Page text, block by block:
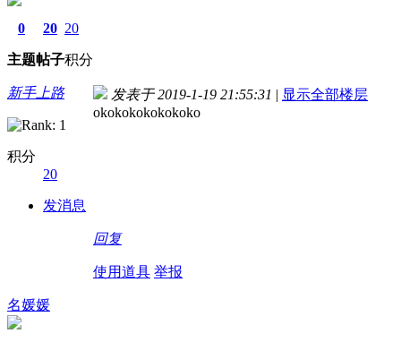
0
主题
20
帖子
20
积分
新手上路
积分
20
发消息
发表于 2019-1-19 21:55:31 | 显示全部楼层
okokokokokokoko
回复
使用道具 举报
名媛媛